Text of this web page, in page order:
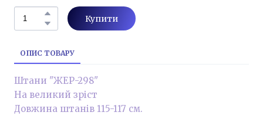
Купити
ОПИС ТОВАРУ
Штани "ЖЕР-298"
На великий зріст
Довжина штанів 115-117 см.